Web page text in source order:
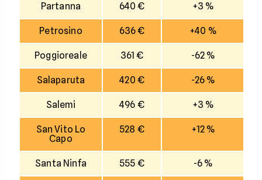
Partanna 640 € +3 %
Petrosino 636 € +40 %
Poggioreale 361 € -62 %
Salaparuta 420 € -26 %
Salemi 496 € +3 %
San Vito Lo
Capo
528 € +12 %
Santa Ninfa 555 € -6 %